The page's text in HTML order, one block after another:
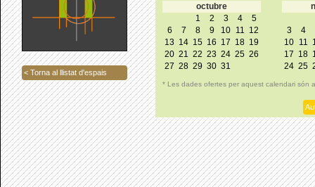
< Torna al llistat d'espais
octubre
1
2 3 4
5
6
7 8 9 10 11 12
13 14 15 16 17 18 19
20 21 22 23 24 25 26
27 28 29 30 31
3 4
10 11
17 18
24 25
* Les dades ofertes per aquest calendari són